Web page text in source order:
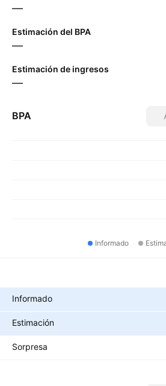
—
Estimación del BPA
—
Estimación de ingresos
—
BPA
Informado
Informado
Estimación
Sorpresa